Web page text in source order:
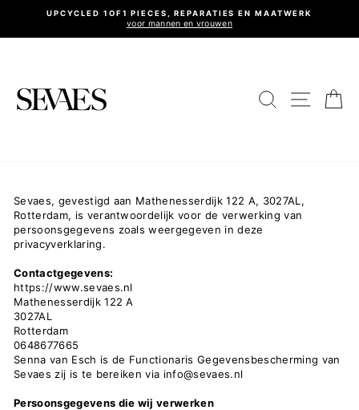
inhoud
Diavoorstelling
pauzeren
UPCYCLED 1OF1 PIECES, REPARATIES EN MAATWERK
voor mannen en vrouwen
Zoeken Site
Sevaes, gevestigd aan Mathenesserdijk 122 A, 3027AL,
Rotterdam, is verantwoordelijk voor de verwerking van
persoonsgegevens zoals weergegeven in deze
privacyverklaring.
Contactgegevens:
https://www.sevaes.nl
Mathenesserdijk 122 A
3027AL
Rotterdam
0648677665
Senna van Esch is de Functionaris Gegevensbescherming van
Sevaes zij is te bereiken via info@sevaes.nl
Persoonsgegevens die wij verwerken